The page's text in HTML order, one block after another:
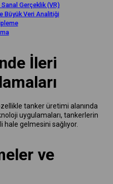
Sanal Gerçeklik (VR)
Büyük Veri Analitiği
İleri
tanker üretimi alanında
uygulamaları, tankerlerin
gelmesini sağlıyor.
ve